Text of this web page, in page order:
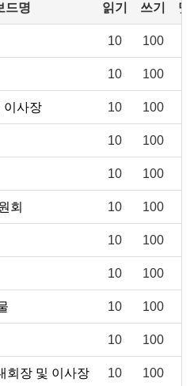
드명 읽기 쓰기 댓
10 100
10 100
이사장 10 100
10 100
10 100
회 10 100
10 100
10 100
10 100
10 100
회장 및 이사장 10 100